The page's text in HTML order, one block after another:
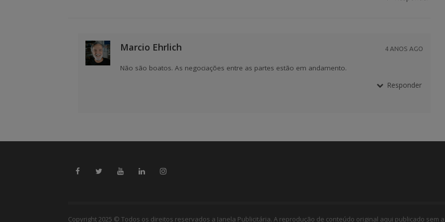
Marcio Ehrlich 4 ANOS AGO
Não são boatos. As negociações entre as partes estão em andamento.
Responder
Copyright 2025 © Todos os direitos reservados a Janela Publicitária. A reprodução de conteúdo original aqui publicado